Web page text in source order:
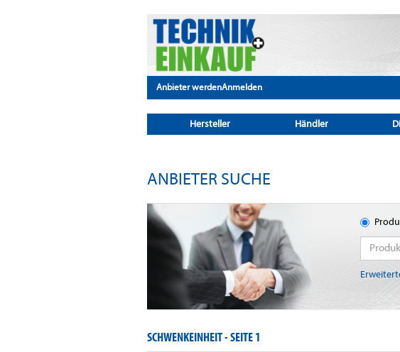
Anbieter werdenAnmelden
Hersteller Händler
ANBIETER SUCHE
SCHWENKEINHEIT -SEITE 1